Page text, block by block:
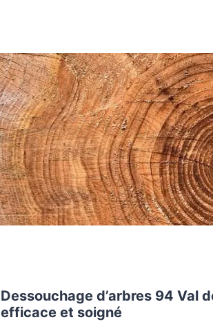
Dessouchage d’arbres 94 Val
efficace et soigné